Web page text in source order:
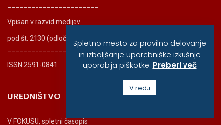
Vpisan v razvid medijev
pod št. 2130 (odločba 61510-88/2017/2), dne 20.9.2017.
_______________________
ISSN 2591-0841
UREDNIŠTVO
V FOKUSU, spletni časopis
Spletno mesto za pravilno delovanje
in izboljšanje uporabniške izkušnje
uporablja piškotke. Preberi več
V redu